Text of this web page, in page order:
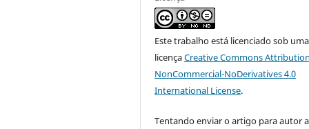
Este trabalho está licenciado sob uma
licençaCreative Commons
NonCommercial-NoDerivatives 4.0
International License.
Tentando enviar o artigo para autor